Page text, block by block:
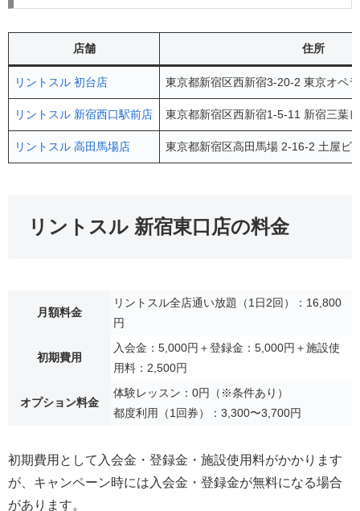
店舗 住所
リントスル 初台店 東京都新宿区西新宿3-20-2 東京オペ
リントスル 新宿西口駅前店 東京都新宿区西新宿1-5-11 新宿三葉
リントスル 高田馬場店 東京都新宿区高田馬場 2-16-2 土屋ビ
リントスル 新宿東口店の料金
月額料金
リントスル全店通い放題（1日2回）：16,800
円
初期費用
入会金：5,000円＋登録金：5,000円＋施設使
用料：2,500円
オプション料金
体験レッスン：0円（※条件あり）
都度利用（1回券）：3,300〜3,700円
初期費用として入会金・登録金・施設使用料がかかります
が、キャンペーン時には入会金・登録金が無料になる場合
があります。